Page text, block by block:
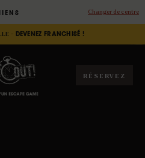
Changer de centre
- DEVENEZ FRANCHISÉ !
RÉSERVEZ